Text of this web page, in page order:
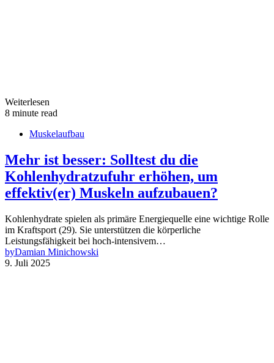
Weiterlesen
8 minute read
Muskelaufbau
Mehr ist besser: Solltest du die
Kohlenhydratzufuhr erhöhen, um
effektiv(er) Muskeln aufzubauen?
Kohlenhydrate spielen als primäre Energiequelle eine wichtige Rolle
im Kraftsport (29). Sie unterstützen die körperliche
Leistungsfähigkeit bei hoch-intensivem…
byDamian Minichowski
9. Juli 2025